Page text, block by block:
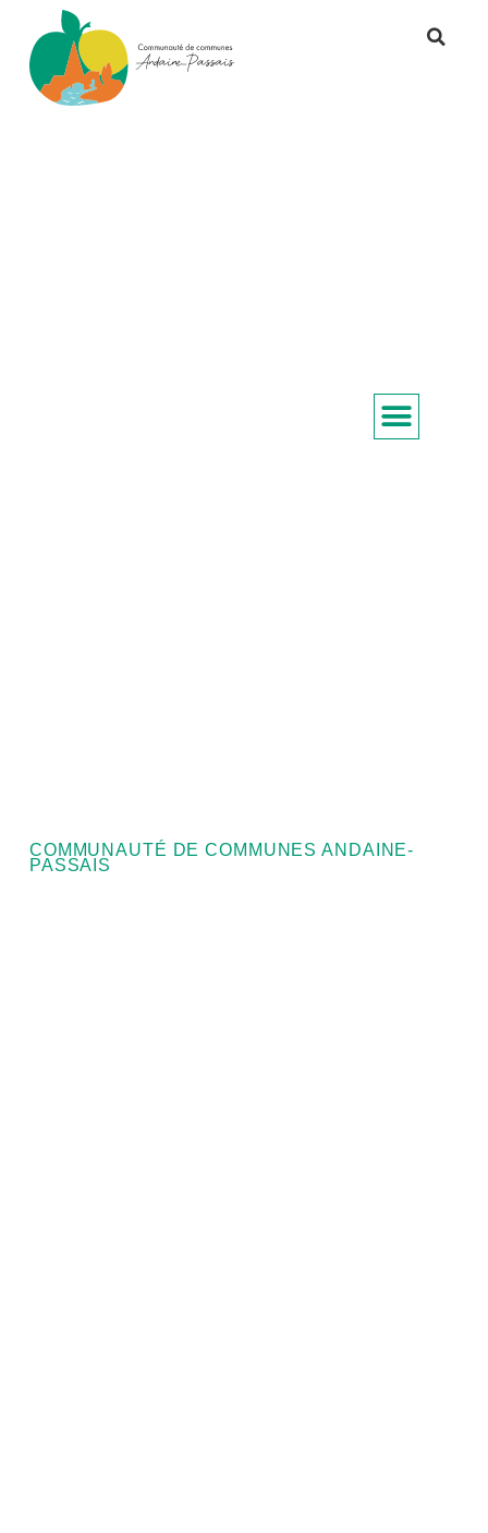
COMMUNAUTÉ DE COMMUNES ANDAINE-
PASSAIS